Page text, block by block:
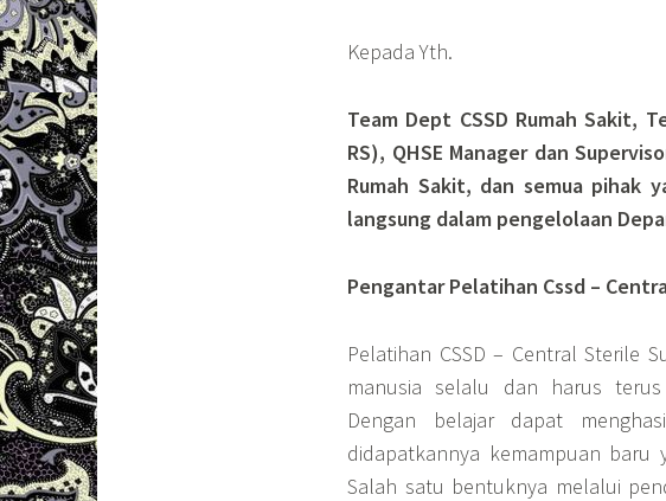
Kepada Yth.
Team Dept CSSD Rumah Sakit,
RS), QHSE Manager dan
Rumah Sakit, dan semua pihak
langsung dalam pengelolaan
Pengantar Pelatihan Cssd –
Pelatihan CSSD – Central Sterile
manusia selalu dan harus
Dengan belajar dapat
didapatkannya kemampuan
Salah satu bentuknya melalui